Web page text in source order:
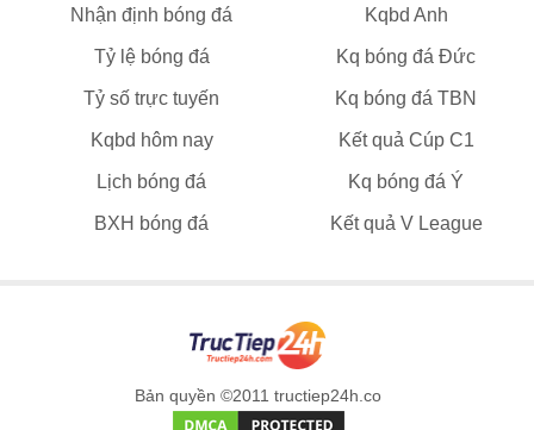
Nhận định bóng đá Kqbd Anh
Tỷ lệ bóng đá Kq bóng đá Đức
Tỷ số trực tuyến Kq bóng đá TBN
Kqbd hôm nay Kết quả Cúp C1
Lịch bóng đá Kq bóng đá Ý
BXH bóng đá Kết quả V League
Bản quyền ©2011 tructiep24h.co